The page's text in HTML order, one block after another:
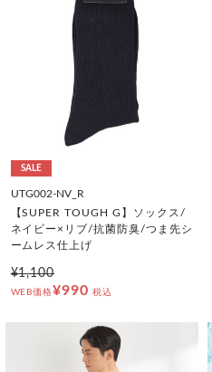
SALE
UTG002-NV_R
【SUPER TOUGH G】ソックス/
ネイビー×リブ/抗菌防臭/つま先シ
ームレス仕上げ
¥1,100
WEB価格¥990 税込